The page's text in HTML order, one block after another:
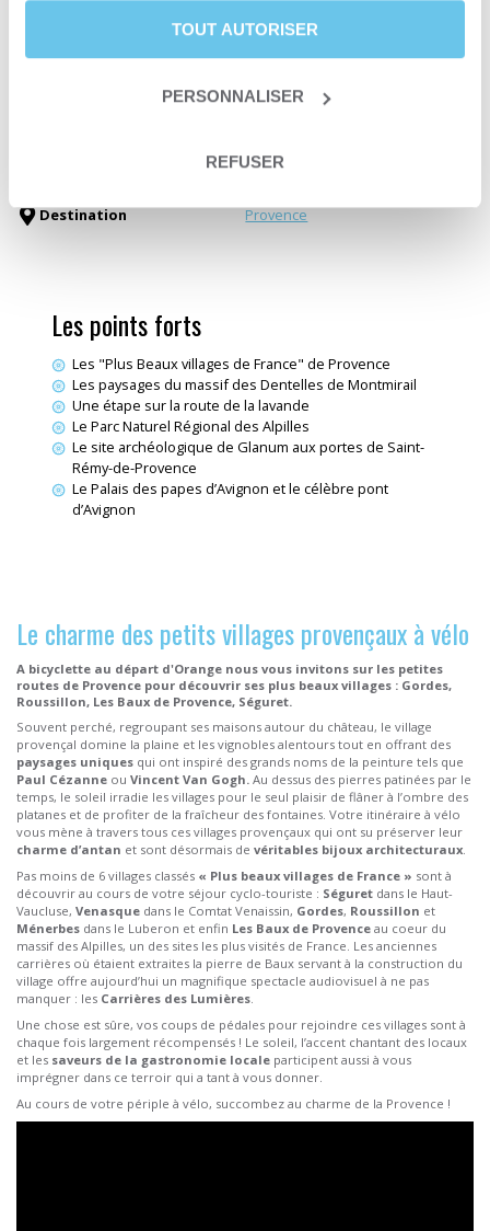
TOUT AUTORISER
PERSONNALISER
REFUSER
Du 01 mars au 14 novembre
Patrimoine
Destination
Provence
Les points forts
Les "Plus Beaux villages de France" de Provence
Les paysages du massif des Dentelles de Montmirail
Une étape sur la route de la lavande
Le Parc Naturel Régional des Alpilles
Le site archéologique de Glanum aux portes de Saint-
Rémy-de-Provence
Le Palais des papes d’Avignon et le célèbre pont
d’Avignon
Le charme des petits villages provençaux à vélo
A bicyclette au départ d'Orange nous vous invitons sur les petites
routes de Provence pour découvrir ses plus beaux villages : Gordes,
Roussillon, Les Baux de Provence, Séguret.
Souvent perché, regroupant ses maisons autour du château, le village
provençal domine la plaine et les vignobles alentours tout en offrant des
paysages uniques qui ont inspiré des grands noms de la peinture tels que
Paul Cézanne ou Vincent Van Gogh. Au dessus des pierres patinées par le
temps, le soleil irradie les villages pour le seul plaisir de flâner à l’ombre des
platanes et de profiter de la fraîcheur des fontaines. Votre itinéraire à vélo
vous mène à travers tous ces villages provençaux qui ont su préserver leur
charme d’antan et sont désormais de véritables bijoux architecturaux.
Pas moins de 6 villages classés « Plus beaux villages de France » sont à
découvrir au cours de votre séjour cyclo-touriste : Séguret dans le Haut-
Vaucluse, Venasque dans le Comtat Venaissin, Gordes, Roussillon et
Ménerbes dans le Luberon et enfin Les Baux de Provence au coeur du
massif des Alpilles, un des sites les plus visités de France. Les anciennes
carrières où étaient extraites la pierre de Baux servant à la construction du
village offre aujourd’hui un magnifique spectacle audiovisuel à ne pas
manquer : les Carrières des Lumières.
Une chose est sûre, vos coups de pédales pour rejoindre ces villages sont à
chaque fois largement récompensés ! Le soleil, l’accent chantant des locaux
et les saveurs de la gastronomie locale participent aussi à vous
imprégner dans ce terroir qui a tant à vous donner.
Au cours de votre périple à vélo, succombez au charme de la Provence !